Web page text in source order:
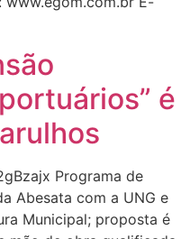
é
Programa de
Abesata com a UNG e
Municipal; proposta é